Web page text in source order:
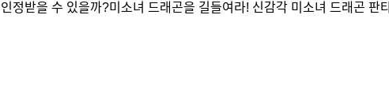
정받을 수 있을까?미소녀 드래곤을 길들여라! 신감각 미소녀 드래곤 판